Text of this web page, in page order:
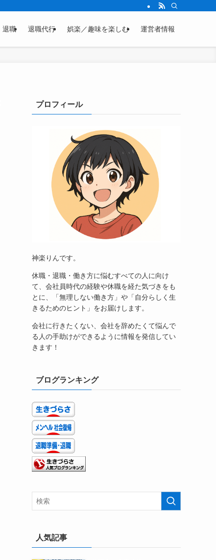
退職 退職代行 娯楽／趣味を楽しむ 運営者情報
プロフィール
神楽りんです。
休職・退職・働き方に悩むすべての人に向け
て、会社員時代の経験や休職を経た気づきをも
とに、「無理しない働き方」や「自分らしく生
きるためのヒント」をお届けします。
会社に行きたくない、会社を辞めたくて悩んで
る人の手助けができるように情報を発信してい
きます！
ブログランキング
人気記事